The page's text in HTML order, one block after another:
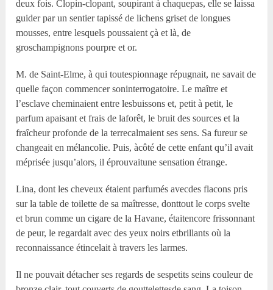
deux fois. Clopin-clopant, soupirant à chaquepas, elle se laissa
guider par un sentier tapissé de lichens griset de longues
mousses, entre lesquels poussaient çà et là, de
groschampignons pourpre et or.
M. de Saint-Elme, à qui toutespionnage répugnait, ne savait de
quelle façon commencer soninterrogatoire. Le maître et
l’esclave cheminaient entre lesbuissons et, petit à petit, le
parfum apaisant et frais de laforêt, le bruit des sources et la
fraîcheur profonde de la terrecalmaient ses sens. Sa fureur se
changeait en mélancolie. Puis, àcôté de cette enfant qu’il avait
méprisée jusqu’alors, il éprouvaitune sensation étrange.
Lina, dont les cheveux étaient parfumés avecdes flacons pris
sur la table de toilette de sa maîtresse, donttout le corps svelte
et brun comme un cigare de la Havane, étaitencore frissonnant
de peur, le regardait avec des yeux noirs etbrillants où la
reconnaissance étincelait à travers les larmes.
Il ne pouvait détacher ses regards de sespetits seins couleur de